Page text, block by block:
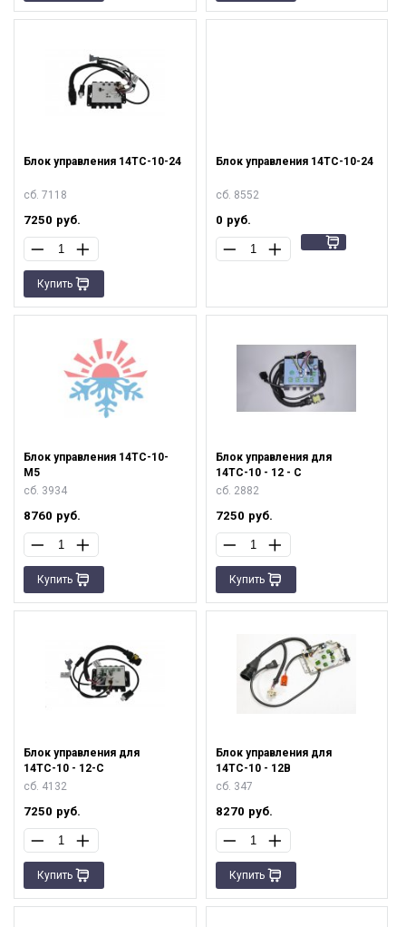
Блок управления 14ТС-10-24
сб. 7118
7250 руб.
Купить
Блок управления 14ТС-10-24
сб. 8552
0 руб.
Блок управления 14ТС-10-
М5
сб. 3934
8760 руб.
Купить
Блок управления для
14ТС-10 - 12 - С
сб. 2882
7250 руб.
Купить
Блок управления для
14ТС-10 - 12-С
сб. 4132
7250 руб.
Купить
Блок управления для
14ТС-10 - 12В
сб. 347
8270 руб.
Купить